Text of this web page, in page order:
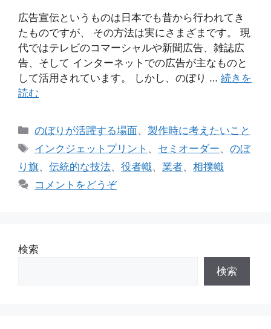
広告宣伝というものは日本でも昔から行われてき
たものですが、 その方法は実にさまざまです。 現
代ではテレビのコマーシャルや新聞広告、雑誌広
告、そして インターネットでの広告が主なものと
して活用されています。 しかし、のぼり … 続きを
読む
カ
テ
ゴ
リ
ー
のぼりが活躍する場面、製作時に考えたいこと
タ
グ
インクジェットプリント 、 セミオーダー、のぼ
り旗、 伝統的な技法、 役者幟、 業者、 相撲幟
コメントをどうぞ
検索
検索